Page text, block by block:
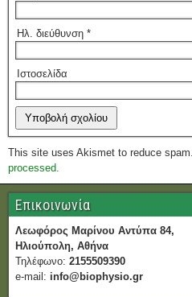
Ηλ. διεύθυνση *
Ιστοσελίδα
This site uses Akismet to reduce spam.
processed.
Επικοινωνία
Λεωφόρος Μαρίνου Αντύπα 84,
Ηλιούπολη, Αθήνα
Τηλέφωνο: 2155509390
e-mail: info@biophysio.gr